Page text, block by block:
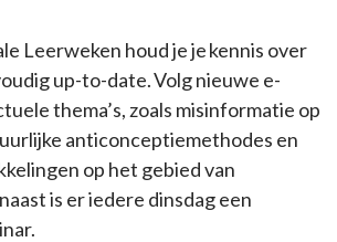
Leerweken houd je je kennis over
up-to-date. Volg nieuwe e-
thema’s, zoals misinformatie op
anticonceptiemethodes en
op het gebied van
is er iedere dinsdag een